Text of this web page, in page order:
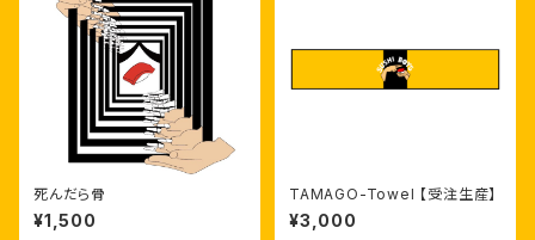
死んだら骨
¥1,500
TAMAGO-Towel 【受注生産】
¥3,000